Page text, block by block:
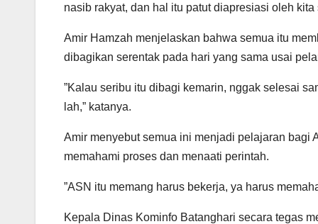
nasib rakyat, dan hal itu patut diapresiasi oleh kita
‎Amir Hamzah menjelaskan bahwa semua itu
dibagikan serentak pada hari yang sama usai
‎”Kalau seribu itu dibagi kemarin, nggak selesai
lah,” katanya.
‎Amir menyebut semua ini menjadi pelajaran bagi
memahami proses dan menaati perintah.
‎”ASN itu memang harus bekerja, ya harus
Kepala Dinas Kominfo Batanghari secara tegas